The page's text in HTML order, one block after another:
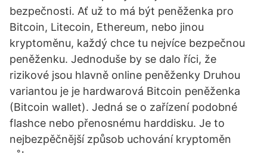
bezpečnosti. Ať už to má být peněženka pro
Bitcoin, Litecoin, Ethereum, nebo jinou
kryptoměnu, každý chce tu nejvíce bezpečnou
peněženku. Jednoduše by se dalo říci, že
rizikové jsou hlavně online peněženky Druhou
variantou je je hardwarová Bitcoin peněženka
(Bitcoin wallet). Jedná se o zařízení podobné
flashce nebo přenosnému harddisku. Je to
nejbezpěčnější způsob uchování kryptoměn